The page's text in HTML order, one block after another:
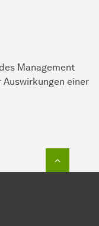
Management
Auswirkungen einer